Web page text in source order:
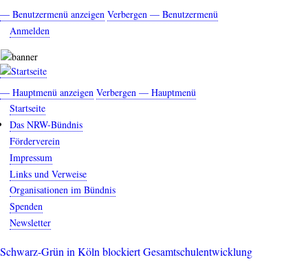
Direkt
zum
Benutzermenü
— Benutzermenü anzeigen Verbergen — Benutzermenü
Anmelden
Hauptmenü
— Hauptmenü anzeigen Verbergen — Hauptmenü
Startseite
Das NRW-Bündnis
Förderverein
Impressum
Links und Verweise
Organisationen im Bündnis
Spenden
Newsletter
Schwarz-Grün in Köln blockiert Gesamtschulentwicklung